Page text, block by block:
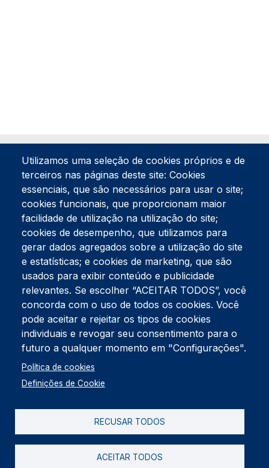
Tel:234 390 100Fax:234 390 100
Endereço Postal
Apartado 42
Rua Gil Eanes 31
3834-908 Gafanha da Nazaré
Estúdios
Rua Prior Guerra
Edifício do Centro Cultural da Gafanha da Nazaré
3830-556 Gafanha da Nazaré
Rodapé
Cookies
Política de Privacidade
Utilizamos uma seleção de cookies próprios e de
terceiros nas páginas deste site: Cookies
essenciais, que são necessários para usar o site;
cookies funcionais, que proporcionam maior
facilidade de utilização na utilização do site;
cookies de desempenho, que utilizamos para
gerar dados agregados sobre a utilização do site
e estatísticas; e cookies de marketing, que são
usados para exibir conteúdo e publicidade
relevantes. Se escolher “ACEITAR TODOS”, você
concorda com o uso de todos os cookies. Você
pode aceitar e rejeitar os tipos de cookies
individuais e revogar seu consentimento para o
futuro a qualquer momento em "Configurações".
Política de cookies
Definições de Cookie
RECUSAR TODOS
ACEITAR TODOS